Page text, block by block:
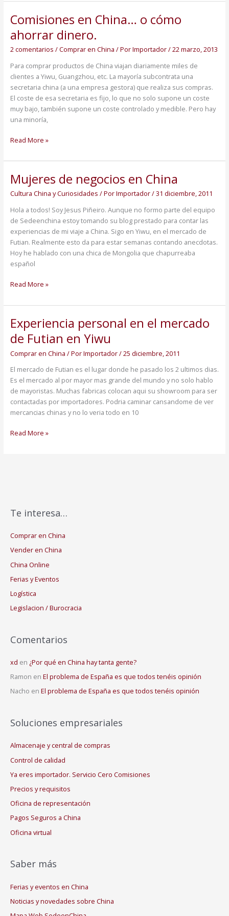
Comisiones en China… o cómo
ahorrar dinero.
2 comentarios /Comprar en China / PorImportador/22 marzo, 2013
Para comprar productos de China viajan diariamente miles de
clientes a Yiwu, Guangzhou, etc. La mayoría subcontrata una
secretaria china (a una empresa gestora) que realiza sus compras.
El coste de esa secretaria es fijo, lo que no solo supone un coste
muy bajo, también supone un coste controlado y medible. Pero hay
una minoría,
Comisiones
en
China…
o
ahorrar
dinero.
Read More »
Mujeres de negocios en China
Cultura China y Curiosidades / PorImportador/31 diciembre, 2011
Hola a todos! Soy Jesus Piñeiro. Aunque no formo parte del equipo
de Sedeenchina estoy tomando su blog prestado para contar las
experiencias de mi viaje a China. Sigo en Yiwu, en el mercado de
Futian. Realmente esto da para estar semanas contando anecdotas.
Hoy he hablado con una chica de Mongolia que chapurreaba
español
Mujeres
de
negocios
en
China
Read More »
Experiencia personal en el mercado
de Futian en Yiwu
Comprar en China / PorImportador/25 diciembre, 2011
El mercado de Futian es el lugar donde he pasado los 2 ultimos dias.
Es el mercado al por mayor mas grande del mundo y no solo hablo
de mayoristas. Muchas fabricas colocan aqui su showroom para ser
contactadas por importadores. Podria caminar cansandome de ver
mercancias chinas y no lo veria todo en 10
Experiencia
personal
en
el
de
Futian
en
Yiwu
Read More »
Te interesa…
Comprar en China
Vender en China
China Online
Ferias y Eventos
Logística
Legislacion / Burocracia
Comentarios
xd en ¿Por qué en China hay tanta gente?
Ramon en El problema de España es que todos tenéis opinión
Nacho en El problema de España es que todos tenéis opinión
Soluciones empresariales
Almacenaje y central de compras
Control de calidad
Ya eres importador. Servicio Cero Comisiones
Precios y requisitos
Oficina de representación
Pagos Seguros a China
Oficina virtual
Saber más
Ferias y eventos en China
Noticias y novedades sobre China